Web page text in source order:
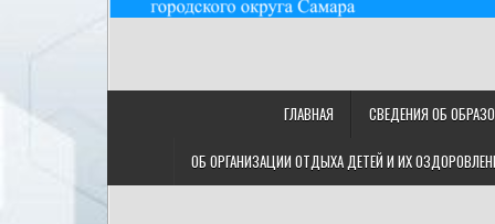
МУНИЦИПАЛЬНОЕ
МБУ ДО "ЦДТ "Восход" г.о. Самара/443080,
ГЛАВНАЯ СВЕДЕНИЯ ОБ
ОБ ОРГАНИЗАЦИИ ОТДЫХА ДЕТЕЙ И ИХ